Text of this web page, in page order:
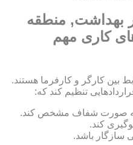
بهداشت, منطقه
کاری مهم
بین کارگر و کارفرما هستند.
تنظیم کند که:
صورت شفاف مشخص کند.
کند.
سازگار باشد.